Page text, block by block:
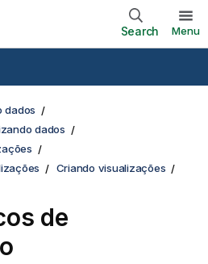
Search Menu
dados
dados
Criando visualizações
de